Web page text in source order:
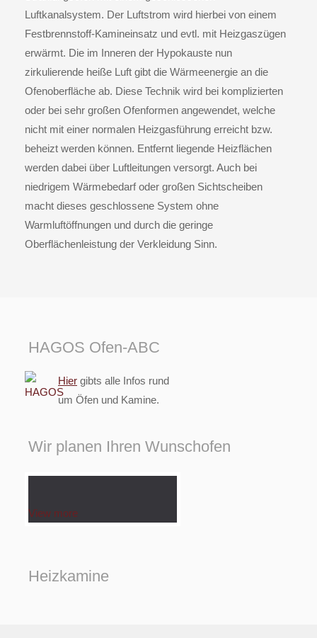
HAGOS Ofen-ABC
Hier gibts alle Infos rund
um Öfen und Kamine.
Wir planen Ihren Wunschofen
View more
Heizkamine
Luftkanalsystem. Der Luftstrom wird hierbei von einem
Festbrennstoff-Kamineinsatz und evtl. mit Heizgaszügen
erwärmt. Die im Inneren der Hypokauste nun
zirkulierende heiße Luft gibt die Wärmeenergie an die
Ofenoberfläche ab. Diese Technik wird bei komplizierten
oder bei sehr großen Ofenformen angewendet, welche
nicht mit einer normalen Heizgasführung erreicht bzw.
beheizt werden können. Entfernt liegende Heizflächen
werden dabei über Luftleitungen versorgt. Auch bei
niedrigem Wärmebedarf oder großen Sichtscheiben
macht dieses geschlossene System ohne
Warmluftöffnungen und durch die geringe
Oberflächenleistung der Verkleidung Sinn.